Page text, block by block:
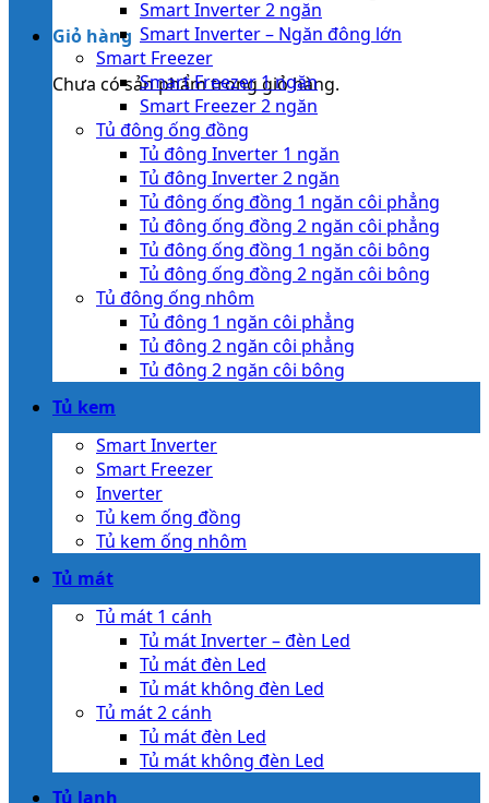
Giỏ hàng
Chưa có sản phẩm trong giỏ hàng.
Smart Inverter 2 ngăn
Smart Inverter – Ngăn đông lớn
Smart Freezer
Smart Freezer 1 ngăn
Smart Freezer 2 ngăn
Tủ đông ống đồng
Tủ đông Inverter 1 ngăn
Tủ đông Inverter 2 ngăn
Tủ đông ống đồng 1 ngăn côi phẳng
Tủ đông ống đồng 2 ngăn côi phẳng
Tủ đông ống đồng 1 ngăn côi bông
Tủ đông ống đồng 2 ngăn côi bông
Tủ đông ống nhôm
Tủ đông 1 ngăn côi phẳng
Tủ đông 2 ngăn côi phẳng
Tủ đông 2 ngăn côi bông
Tủ kem
Smart Inverter
Smart Freezer
Inverter
Tủ kem ống đồng
Tủ kem ống nhôm
Tủ mát
Tủ mát 1 cánh
Tủ mát Inverter – đèn Led
Tủ mát đèn Led
Tủ mát không đèn Led
Tủ mát 2 cánh
Tủ mát đèn Led
Tủ mát không đèn Led
Tủ lạnh